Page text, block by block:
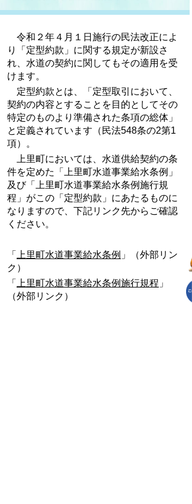
令和２年４月１日施行の民法改正によ
り「定型約款」に関する規定が新設さ
れ、水道の契約に関してもその適用を受
けます。
定型約款とは、「定型取引において、
契約の内容とすることを目的としてその
特定のものより準備された条項の総体」
と定義されています（民法548条の2第1
項）。
上里町においては、水道供給契約の条
件を定めた「上里町水道事業給水条例」
及び「上里町水道事業給水条例施行規
程」がこの「定型約款」にあたるものに
なりますので、下記リンク先からご確認
ください。
「 上里町水道事業給水条例 」（外部リン
ク）
「
上里町水道事業給水条例施行規程 」
（外部リンク）